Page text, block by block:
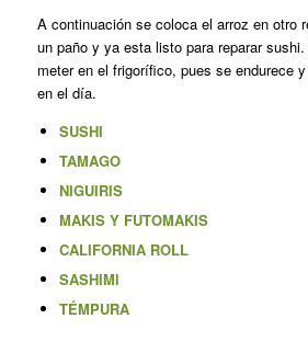
A continuación se coloca el arroz en otro
un paño y ya esta listo para reparar
meter en el frigorífico, pues se endurece
en el día.
SUSHI
TAMAGO
NIGUIRIS
MAKISY FUTOMAKIS
CALIFORNIA ROLL
SASHIMI
TÉMPURA